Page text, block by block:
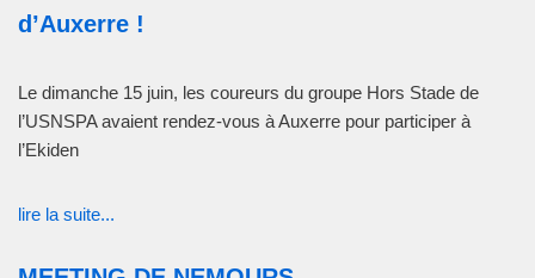
d’Auxerre !
Le dimanche 15 juin, les coureurs du groupe Hors Stade de
l’USNSPA avaient rendez-vous à Auxerre pour participer à
l’Ekiden
lire la suite...